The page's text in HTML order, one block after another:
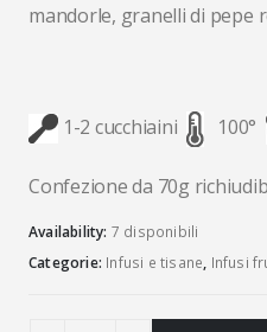
mandorle, granelli di pepe
1-2 cucchiaini 100°
Confezione da 70g
Availability: 7 disponibili
Categorie: Infusi e tisane, Infusi